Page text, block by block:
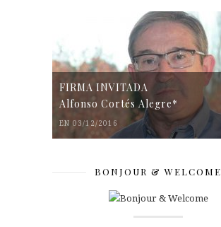
FIRMA INVITADA
Alfonso Cortés Alegre*
EN 03/12/2016
BONJOUR & WELCOME